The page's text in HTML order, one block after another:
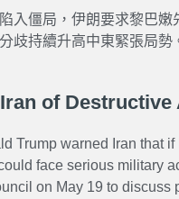
入僵局，伊朗要求黎巴
歧持續升高中東緊張局勢
of Destructive
Trump warned Iran that
face serious military
on May 19 to